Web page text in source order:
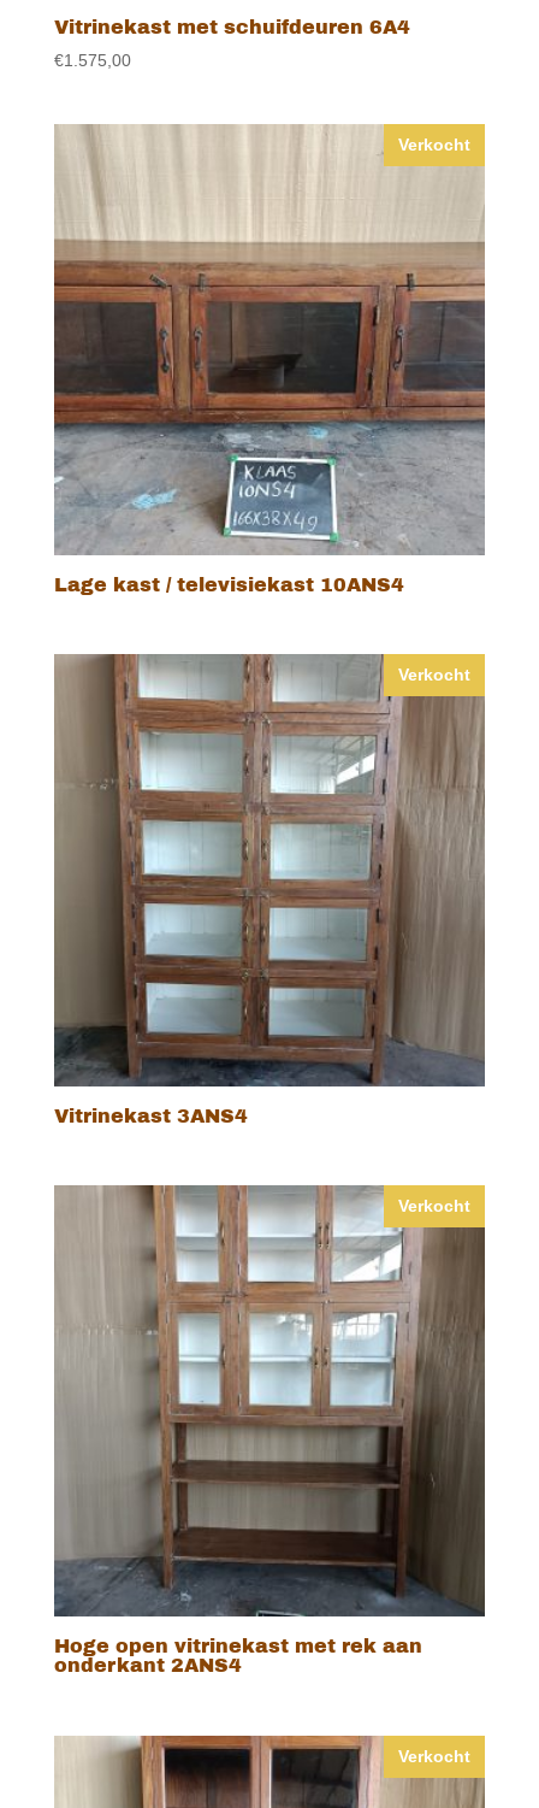
Vitrinekast met schuifdeuren 6A4
€1.575,00
Verkocht
Lage kast / televisiekast 10ANS4
Verkocht
Vitrinekast 3ANS4
Verkocht
Hoge open vitrinekast met rek aan
onderkant 2ANS4
Verkocht